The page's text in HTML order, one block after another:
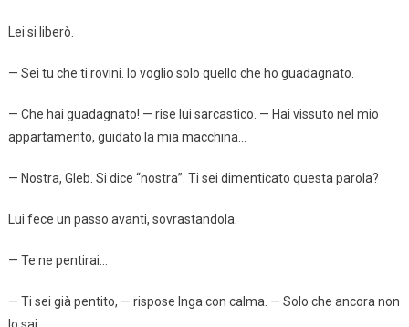
Lei si liberò.
— Sei tu che ti rovini. Io voglio solo quello che ho guadagnato.
— Che hai guadagnato! — rise lui sarcastico. — Hai vissuto nel mio
appartamento, guidato la mia macchina…
— Nostra, Gleb. Si dice “nostra”. Ti sei dimenticato questa parola?
Lui fece un passo avanti, sovrastandola.
— Te ne pentirai…
— Ti sei già pentito, — rispose Inga con calma. — Solo che ancora non